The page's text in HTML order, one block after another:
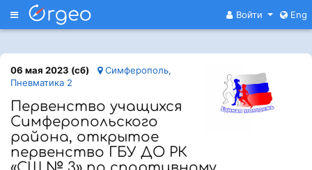
Меню Войти Eng
06 мая 2023 (сб)
Симферополь,
Пневматика 2
Первенство учащихся
Симферопольского
района, открытое
первенство ГБУ ДО РК